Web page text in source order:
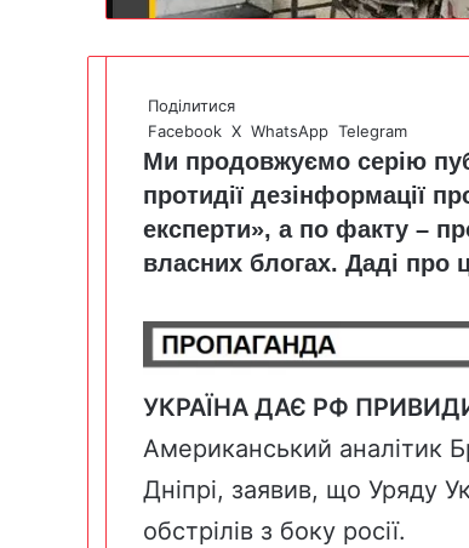
Поділитися
Facebook X WhatsApp Telegram
Ми продовжуємо серію
протидії дезінформації
експерти», а по факту –
власних блогах. Даді про
УКРАЇНА ДАЄ РФ
Американський аналітик
Дніпрі, заявив, що Уряду
обстрілів з боку росії.